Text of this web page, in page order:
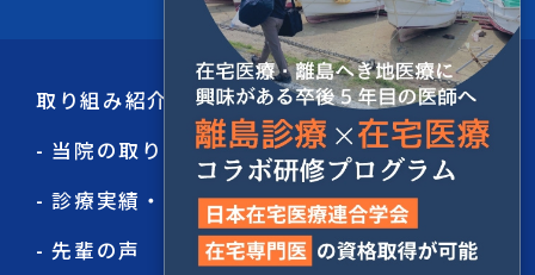
取り組み紹介
- 当院の取り組み
- 診療実績・看取り件数
- 先輩の声